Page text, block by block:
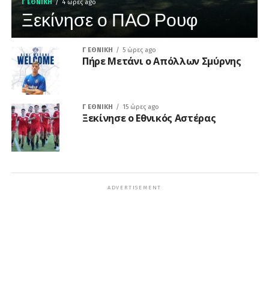
Γ ΕΘΝΙΚΉ 4 ώρες ago
Ξεκίνησε ο ΠΑΟ Ρουφ
Γ ΕΘΝΙΚΉ 5 ώρες ago
Πήρε Μετάνι ο Απόλλων Σμύρνης
Γ ΕΘΝΙΚΉ 15 ώρες ago
Ξεκίνησε ο Εθνικός Αστέρας
ADVERTISEMENT